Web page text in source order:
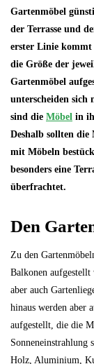
Gartenmöbel
der Terrasse und
erster Linie kommt
die Größe der
Gartenmöbel
unterscheiden
sind die Möbel in
Deshalb sollten die
mit Möbeln
besonders eine
überfrachtet.
Den
Zu den
Balkonen aufgestellt
aber auch
hinaus werden aber
aufgestellt, die die
Sonneneinstrahlung
Holz, Aluminium,